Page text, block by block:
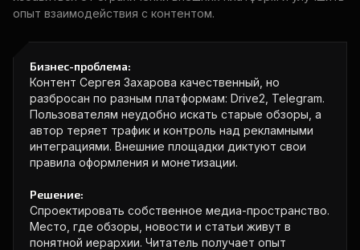
опыт взаимодействия с контентом.
Бизнес-проблема:
Контент Сергея Захарова качественный, но
разбросан по разным платформам: Drive2, Telegram.
Пользователям неудобно искать старые обзоры, а
автор теряет трафик и контроль над рекламными
интеграциями. Внешние площадки диктуют свои
правила оформления и монетизации.
Решение:
Спроектировать собственное медиа-пространство.
Место, где обзоры, новости и статьи живут в
понятной иерархии. Читатель получает опыт